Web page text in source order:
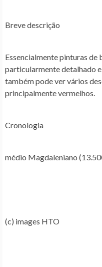
Breve descrição
Essencialmente pinturas de
particularmente detalhado
também pode ver vários
principalmente vermelhos.
Cronologia
médio Magdaleniano
(c) images HTO